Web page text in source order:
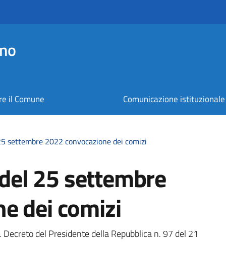
il Comune Comunicazione istituzionale
settembre 2022 convocazione dei comizi
25 settembre
dei comizi
del Presidente della Repubblica n. 97 del 21